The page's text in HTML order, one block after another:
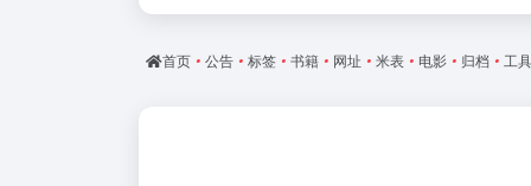
首页 • 公告 • 标签 • 书籍 • 网址 • 米表 • 电影 • 归档 • 工具